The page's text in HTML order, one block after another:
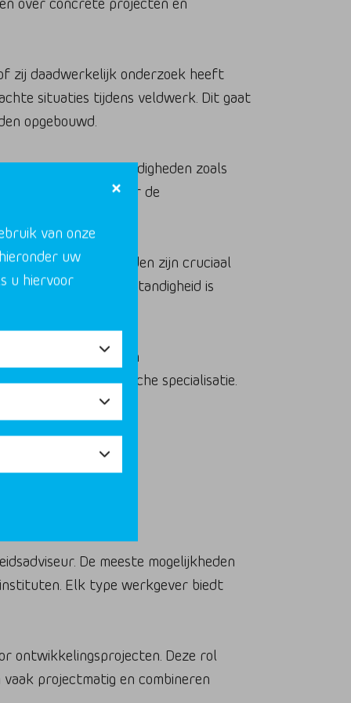
zij daadwerkelijk onderzoek heeft
situaties tijdens veldwerk. Dit gaat
opgebouwd.
onderzoeksvaardigheden zoals
onder de
zijn cruciaal
Zelfstandigheid is
Werken bij een
dezelfde biologische specialisatie.
in de
De meeste mogelijkheden
Elk type werkgever biedt
ontwikkelingsprojecten. Deze rol
projectmatig en combineren
van onze
uw
u hiervoor